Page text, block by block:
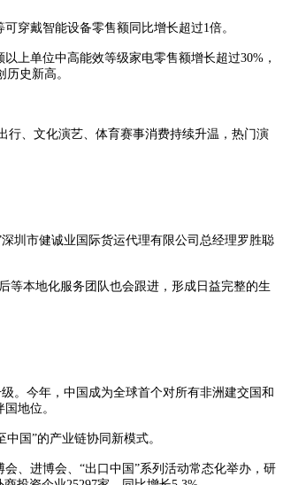
穿戴智能设备零售额同比增长超过1倍。
上单位中高能效等级家电零售额增长超过30%，
史新高。
、文化演艺、体育赛事消费持续升温，热门演
圳市健诚业国际货运代理有限公司总经理罗胜聪
本地化服务团队也会跟进，形成日益完整的生
。今年，中国成为全球首个对所有非洲建交国和
地位。
国”的产业链协同新模式。
、进博会、“出口中国”系列活动常态化举办，研